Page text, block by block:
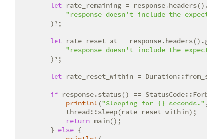
let rate_remaining =
"response doesn't include the expected
        )?;
let rate_reset_at =
"response doesn't include the expected
        )?;
let rate_reset_within =
if response.status() ==
println! ("Sleeping for {} seconds." ,
            thread::sleep(rate_reset_within);
return main();
        }
else {